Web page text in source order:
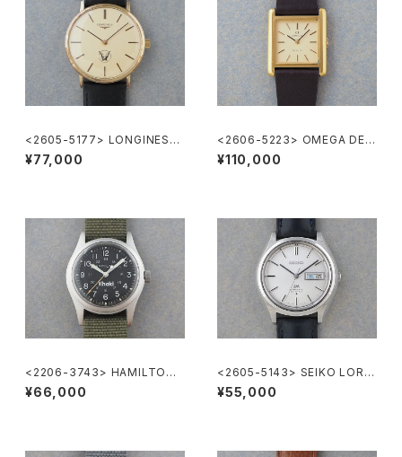
<2605-5177> LONGINES
”大正製薬”
¥77,000
<2606-5223> OMEGA DE V
ILLE
¥110,000
<2206-3743> HAMILTON
Khaki
¥66,000
<2605-5143> SEIKO LORD
MATIC
¥55,000